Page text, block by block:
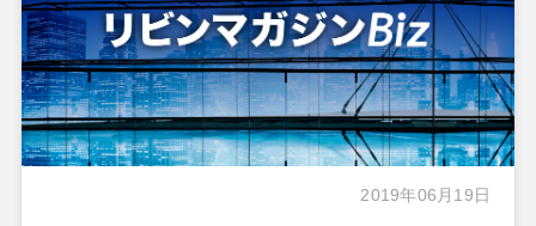
2019年06月19日